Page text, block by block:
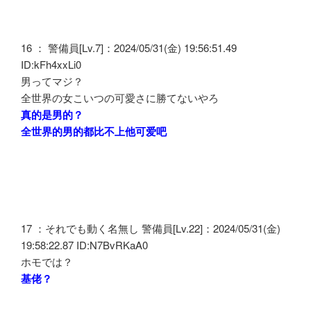
16 ： 警備員[Lv.7]：2024/05/31(金) 19:56:51.49
ID:kFh4xxLi0
男ってマジ？
全世界の女こいつの可愛さに勝てないやろ
真的是男的？
全世界的男的都比不上他可爱吧
17 ：それでも動く名無し 警備員[Lv.22]：2024/05/31(金)
19:58:22.87 ID:N7BvRKaA0
ホモでは？
基佬？